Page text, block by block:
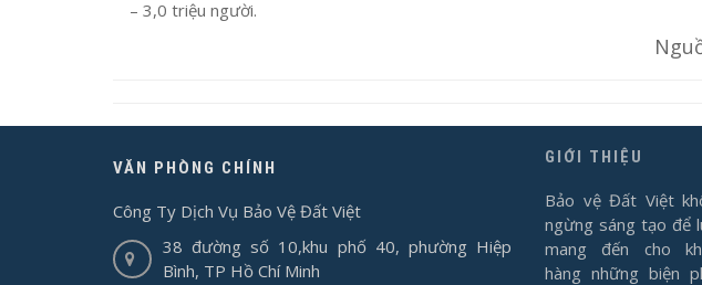
– 3,0 triệu người.
VĂN PHÒNG CHÍNH
Công Ty Dịch Vụ Bảo Vệ Đất Việt
38 đường số 10,khu phố 40, phường Hiệp
Bình, TP Hồ Chí Minh
GIỚI THIỆU
Bảo vệ Đất Việt
ngừng sáng tạo để
mang đến cho
hàng những biện